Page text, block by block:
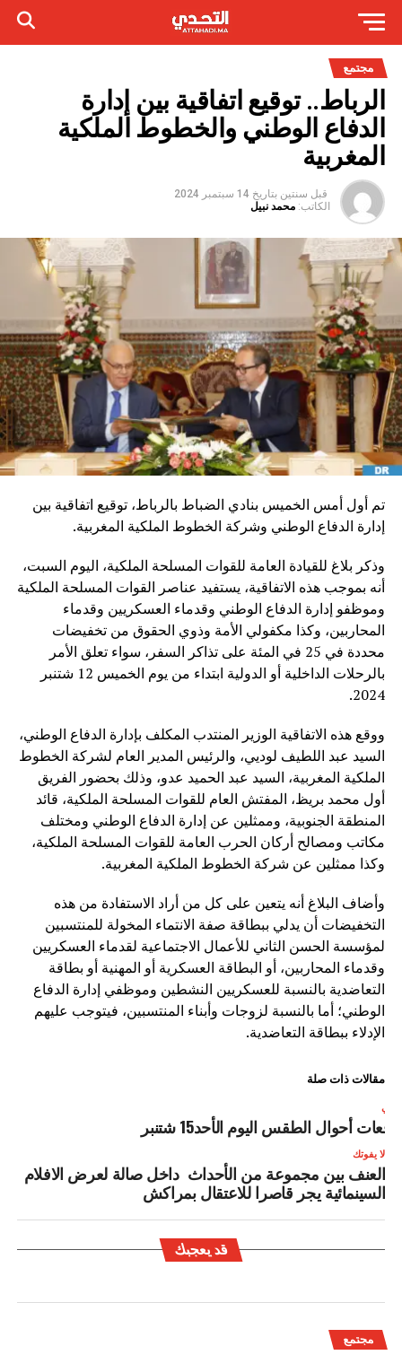
مجتمع
الرباط.. توقيع اتفاقية بين إدارة
الدفاع الوطني والخطوط الملكية
المغربية
قبل سنتين بتاريخ 14 سبتمبر 2024
الكاتب: محمد نبيل
تم أول أمس الخميس بنادي الضباط بالرباط، توقيع اتفاقية بين
إدارة الدفاع الوطني وشركة الخطوط الملكية المغربية.
وذكر بلاغ للقيادة العامة للقوات المسلحة الملكية، اليوم السبت،
أنه بموجب هذه الاتفاقية، يستفيد عناصر القوات المسلحة الملكية
وموظفو إدارة الدفاع الوطني وقدماء العسكريين وقدماء
المحاربين، وكذا مكفولي الأمة وذوي الحقوق من تخفيضات
محددة في 25 في المئة على تذاكر السفر، سواء تعلق الأمر
بالرحلات الداخلية أو الدولية ابتداء من يوم الخميس 12 شتنبر
2024.
ووقع هذه الاتفاقية الوزير المنتدب المكلف بإدارة الدفاع الوطني،
السيد عبد اللطيف لوديي، والرئيس المدير العام لشركة الخطوط
الملكية المغربية، السيد عبد الحميد عدو، وذلك بحضور الفريق
أول محمد بريظ، المفتش العام للقوات المسلحة الملكية، قائد
المنطقة الجنوبية، وممثلين عن إدارة الدفاع الوطني ومختلف
مكاتب ومصالح أركان الحرب العامة للقوات المسلحة الملكية،
وكذا ممثلين عن شركة الخطوط الملكية المغربية.
وأضاف البلاغ أنه يتعين على كل من أراد الاستفادة من هذه
التخفيضات أن يدلي ببطاقة صفة الانتماء المخولة للمنتسبين
لمؤسسة الحسن الثاني للأعمال الاجتماعية لقدماء العسكريين
وقدماء المحاربين، أو البطاقة العسكرية أو المهنية أو بطاقة
التعاضدية بالنسبة للعسكريين النشطين وموظفي إدارة الدفاع
الوطني؛ أما بالنسبة لزوجات وأبناء المنتسبين، فيتوجب عليهم
الإدلاء ببطاقة التعاضدية.
مقالات ذات صلة
أحوال الطقس اليوم الأحد15 شتنبر
لا يفوتك
العنف بين مجموعة من الأحداث داخل صالة لعرض الافلام
السينمائية يجر قاصرا للاعتقال بمراكش
قد يعجبك
مجتمع